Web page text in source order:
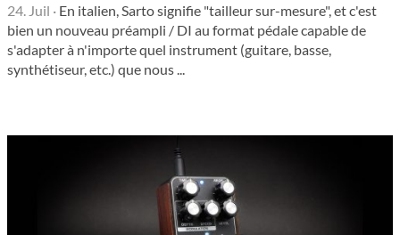
24. Juil · En italien, Sarto signifie "tailleur sur-mesure", et c'est
bien un nouveau préampli / DI au format pédale capable de
s'adapter à n'importe quel instrument (guitare, basse,
synthétiseur, etc.) que nous ...